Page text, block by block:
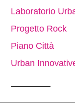
Laboratorio
Progetto Rock
Piano Città
Urban